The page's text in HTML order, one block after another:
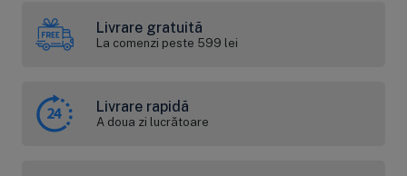
Livrare gratuită
La comenzi peste 599 lei
Livrare rapidă
A doua zi lucrătoare